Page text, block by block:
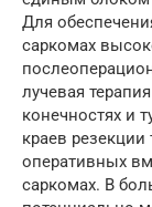
Для
саркомах
лучевая
конечностях и
краев
оперативных
саркомах. В